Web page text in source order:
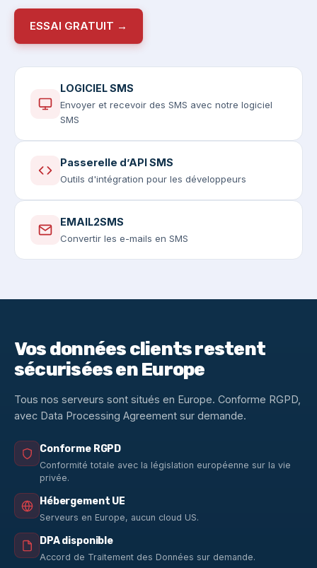
ESSAI GRATUIT →
LOGICIEL SMS
Envoyer et recevoir des SMS avec notre logiciel
SMS
Passerelle d’API SMS
Outils d'intégration pour les développeurs
EMAIL2SMS
Convertir les e-mails en SMS
Vos données clients restent
sécurisées en Europe
Tous nos serveurs sont situés en Europe. Conforme RGPD,
avec Data Processing Agreement sur demande.
Conforme RGPD
Conformité totale avec la législation européenne sur la vie
privée.
Hébergement UE
Serveurs en Europe, aucun cloud US.
DPA disponible
Accord de Traitement des Données sur demande.